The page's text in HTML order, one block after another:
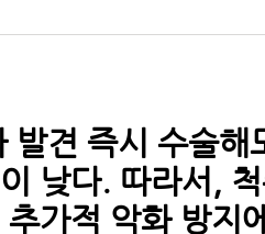
견 즉시 수술해
낮다. 따라서,
가적 악화 방지